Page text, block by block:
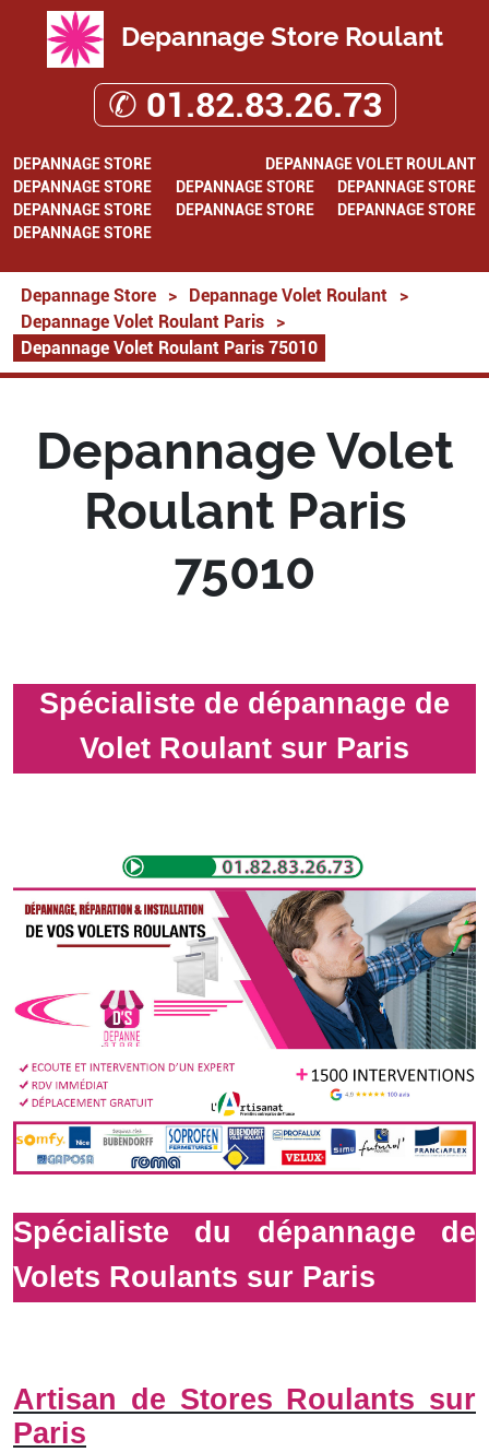
Depannage Store Roulant
✆ 01.82.83.26.73
DEPANNAGE STORE
DEPANNAGE VOLET ROULANT
DEPANNAGE STORE
DEPANNAGE STORE
DEPANNAGE STORE
DEPANNAGE STORE
DEPANNAGE STORE
DEPANNAGE STORE
DEPANNAGE STORE
Depannage Store > Depannage Volet Roulant
>
Depannage Volet Roulant Paris
>
Depannage Volet Roulant Paris 75010
Depannage Volet
Roulant Paris
75010
Spécialiste de dépannage de
Volet Roulant sur Paris
Spécialiste du dépannage de
Volets Roulants sur Paris
Artisan de Stores Roulants sur
Paris